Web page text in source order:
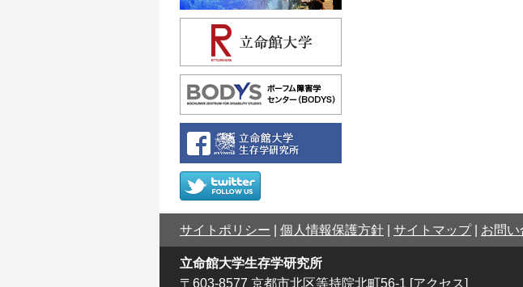
サイトポリシー 個人情報保護方針 サイトマップ| お問
立命館大学生存学研究所
〒603-8577 京都市北区等持院北町56-1 [アクセス]